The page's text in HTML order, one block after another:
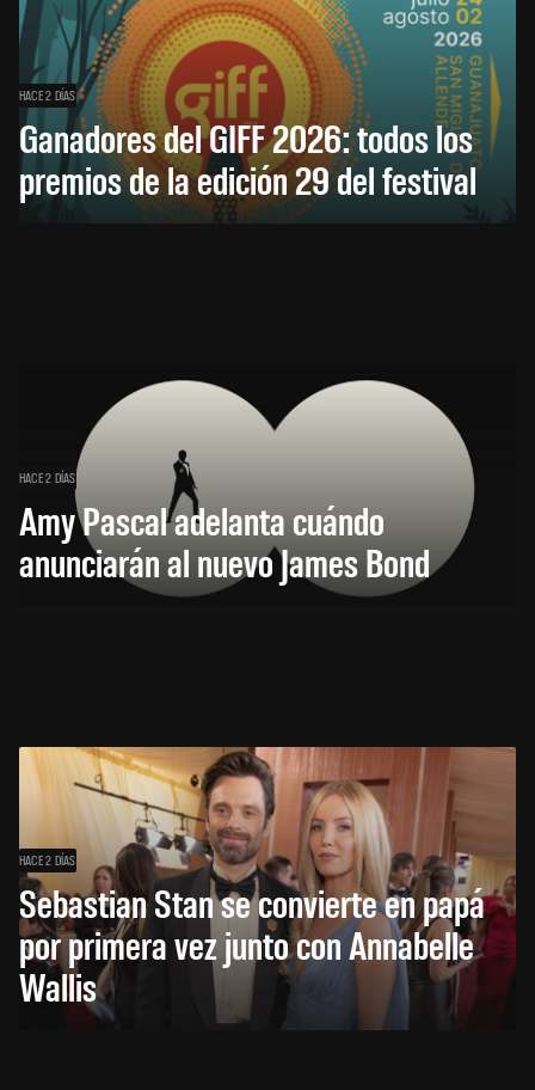
HACE 2 DÍAS
Ganadores del GIFF 2026: todos los
premios de la edición 29 del festival
HACE 2 DÍAS
Amy Pascal adelanta cuándo
anunciarán al nuevo James Bond
HACE 2 DÍAS
Sebastian Stan se convierte en papá
por primera vez junto con Annabelle
Wallis